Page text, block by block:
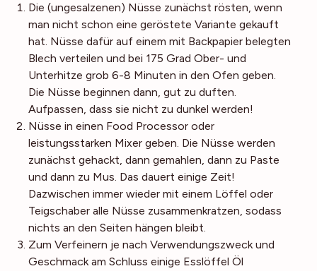
Die (ungesalzenen) Nüsse zunächst rösten, wenn
man nicht schon eine geröstete Variante gekauft
hat. Nüsse dafür auf einem mit Backpapier belegten
Blech verteilen und bei 175 Grad Ober- und
Unterhitze grob 6-8 Minuten in den Ofen geben.
Die Nüsse beginnen dann, gut zu duften.
Aufpassen, dass sie nicht zu dunkel werden!
Nüsse in einen Food Processor oder
leistungsstarken Mixer geben. Die Nüsse werden
zunächst gehackt, dann gemahlen, dann zu Paste
und dann zu Mus. Das dauert einige Zeit!
Dazwischen immer wieder mit einem Löffel oder
Teigschaber alle Nüsse zusammenkratzen, sodass
nichts an den Seiten hängen bleibt.
Zum Verfeinern je nach Verwendungszweck und
Geschmack am Schluss einige Esslöffel Öl